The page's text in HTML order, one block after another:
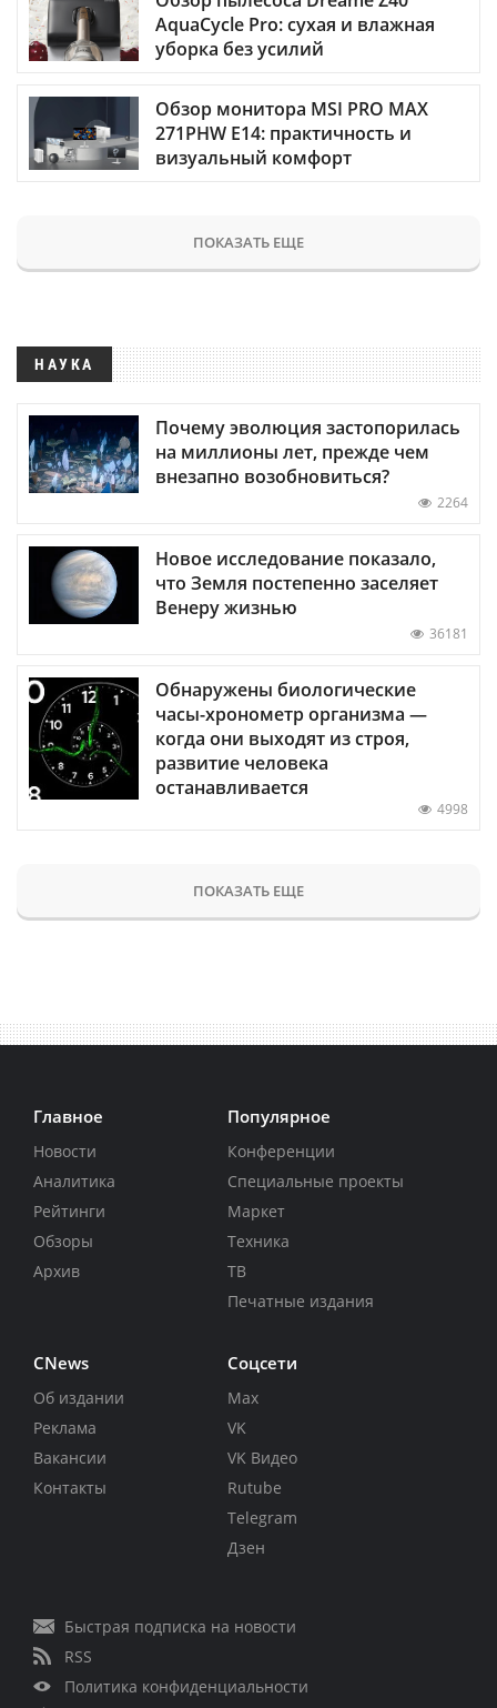
AquaCycle Pro: сухая и влажная
уборка без усилий
Обзор монитора MSI PRO MAX
271PHW E14: практичность и
визуальный комфорт
ПОКАЗАТЬ ЕЩЕ
НАУКА
Почему эволюция застопорилась
на миллионы лет, прежде чем
внезапно возобновиться?
2264
Новое исследование показало,
что Земля постепенно заселяет
Венеру жизнью
36181
Обнаружены биологические
часы-хронометр организма —
когда они выходят из строя,
развитие человека
останавливается
4998
ПОКАЗАТЬ ЕЩЕ
Главное
Новости
Аналитика
Рейтинги
Обзоры
Архив
Популярное
Конференции
Специальные проекты
Маркет
Техника
ТВ
Печатные издания
CNews
Об издании
Реклама
Вакансии
Контакты
Соцсети
Max
VK
VK Видео
Rutube
Telegram
Дзен
Быстрая подписка на новости
RSS
Политика конфиденциальности